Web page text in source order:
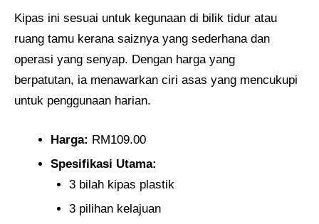
Kipas ini sesuai untuk kegunaan di bilik tidur atau
ruang tamu kerana saiznya yang sederhana dan
operasi yang senyap. Dengan harga yang
berpatutan, ia menawarkan ciri asas yang mencukupi
untuk penggunaan harian.
Harga: RM109.00
Spesifikasi Utama:
3 bilah kipas plastik
3 pilihan kelajuan